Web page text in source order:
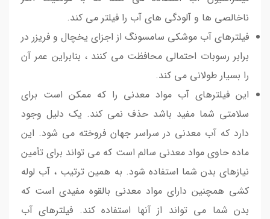
ناخالصی ها و آلودگی های آب را فیلتر می کند.
فیلترهای آب موشکی سامسونگ از اجزای یخچال و فریزر در
برابر رسوبات احتمالی محافظت می کنند ، بنابراین عمر آن
را بسیار طولانی می کند.
این فیلترهای آب مواد معدنی را که ممکن است برای
سلامتی شما مفید باشد حذف نمی کند. یک دلیل وجود
دارد که آب معدنی در سراسر جهان فروخته می شود. این
ماده حاوی مواد معدنی سالم است که می تواند برای تأمین
نیازهای بدن شما استفاده شود. به همین ترتیب ، آب لوله
کشی همچنین دارای مواد معدنی بالقوه مفیدی است که
بدن شما می تواند از آنها استفاده کند. فیلترهای آب